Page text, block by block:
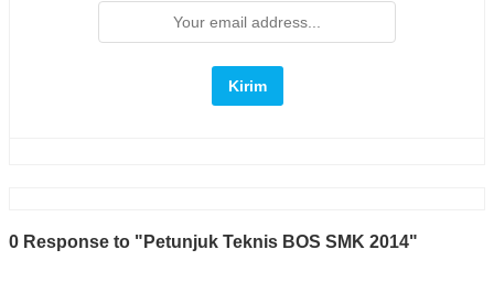
0 Response to "Petunjuk Teknis BOS SMK 2014"